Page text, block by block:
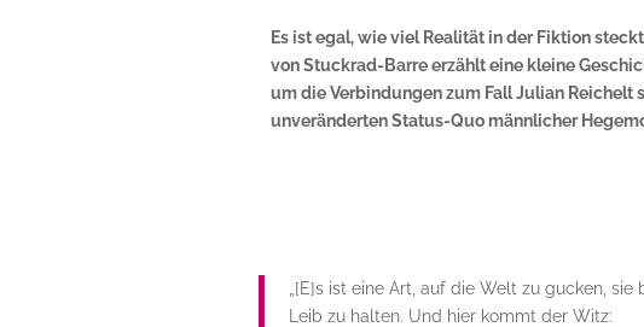
Es ist egal, wie viel Realität in der Fiktion
von Stuckrad-Barre erzählt eine kleine
um die Verbindungen zum Fall Julian Reichelt
unveränderten Status-Quo männlicher
„[E]s ist eine Art, auf die Welt zu gucken,
Leib zu halten. Und hier kommt der Witz: